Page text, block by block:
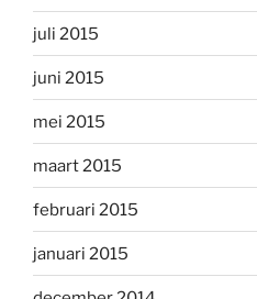
juli 2015
juni 2015
mei 2015
maart 2015
februari 2015
januari 2015